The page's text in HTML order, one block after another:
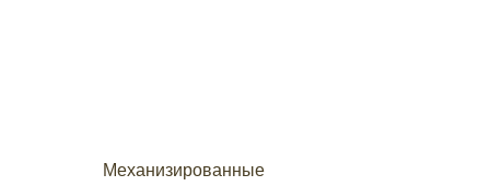
Механизированные